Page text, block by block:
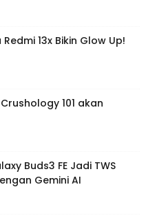
13x Bikin Glow Up!
101 akan
Buds3 FE Jadi TWS
Gemini AI